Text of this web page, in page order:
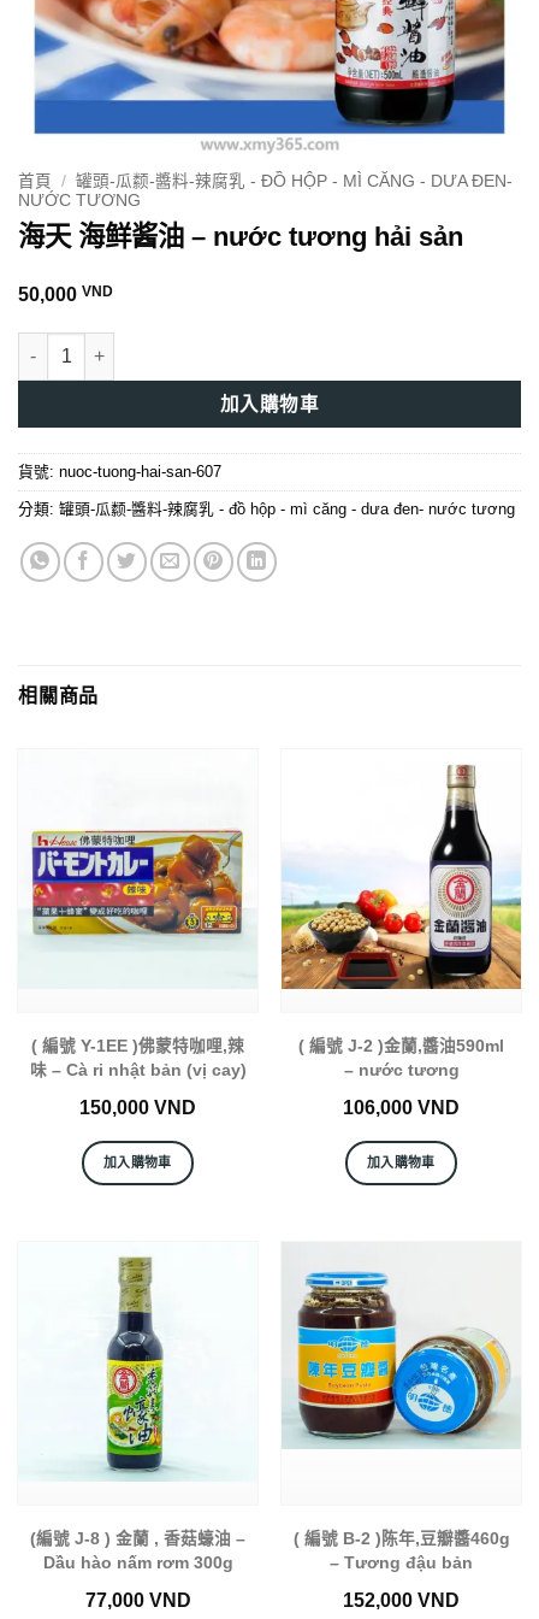
首頁 / 罐頭-瓜颣-醬料-辣腐乳 - ĐỒ HỘP - MÌ CĂNG - DƯA ĐEN-
NƯỚC TƯƠNG
海天 海鲜酱油 – nước tương hải sản
50,000 VND
海天 海鲜酱油 - nước tương hải sản 數量
加入購物車
貨號: nuoc-tuong-hai-san-607
分類: 罐頭-瓜颣-醬料-辣腐乳 - đồ hộp - mì căng - dưa đen- nước tương
相關商品
( 編號 Y-1EE )佛蒙特咖哩,辣
味 – Cà ri nhật bản (vị cay)
150,000 VND
加入購物車
( 編號 J-2 )金蘭,醬油590ml
– nước tương
106,000 VND
加入購物車
(編號 J-8 ) 金蘭 , 香菇蠔油 –
Dầu hào nấm rơm 300g
77,000 VND
( 編號 B-2 )陈年,豆瓣醬460g
– Tương đậu bản
152,000 VND